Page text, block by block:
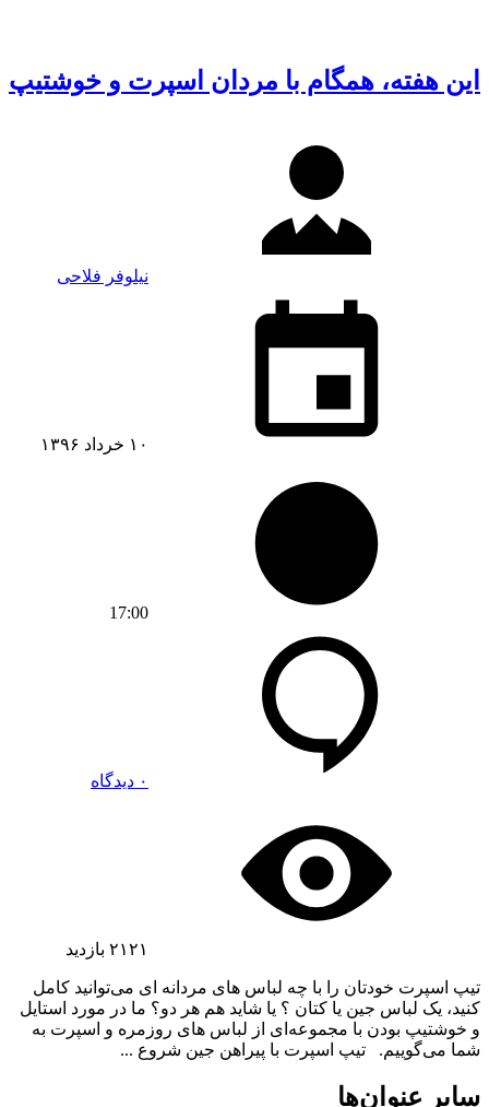
این هفته، همگام با مردان اسپرت و خوشتیپ
نیلوفر فلاحی
۱۰ خرداد ۱۳۹۶
17:00
۰ دیدگاه
۲۱۲۱ بازدید
تیپ اسپرت خودتان را با چه لباس های مردانه ای می‌توانید کامل
کنید، یک لباس جین یا کتان ؟ یا شاید هم هر دو؟ ما در مورد استایل
و خوشتیپ بودن با مجموعه‌ای از لباس های روزمره و اسپرت به
شما می‌گوییم. تیپ اسپرت با پیراهن جین شروع ...
سایر عنوان‌ها